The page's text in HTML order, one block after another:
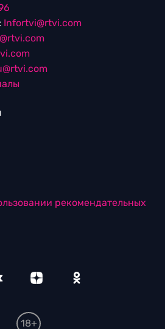
Infortvi@rtvi.com
рекомендательных
18+